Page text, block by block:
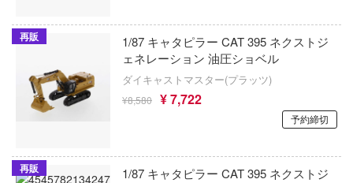
再販
1/87 キャタピラー CAT 395 ネクストジ
ェネレーション 油圧ショベル
ダイキャストマスター(プラッツ)
¥8,580 ¥ 7,722
予約締切
再販
1/87 キャタピラー CAT 395 ネクストジ
ドキドキ文芸部!
東京リベンジャーズ
ドールズフロントライン
トランスフォーマー
オートワールド
オートカルト
オレンジホビー(ビーバーコーポレーショ
屋のふたりぐらし
ーヌシリーズ
ム・ノーライフ